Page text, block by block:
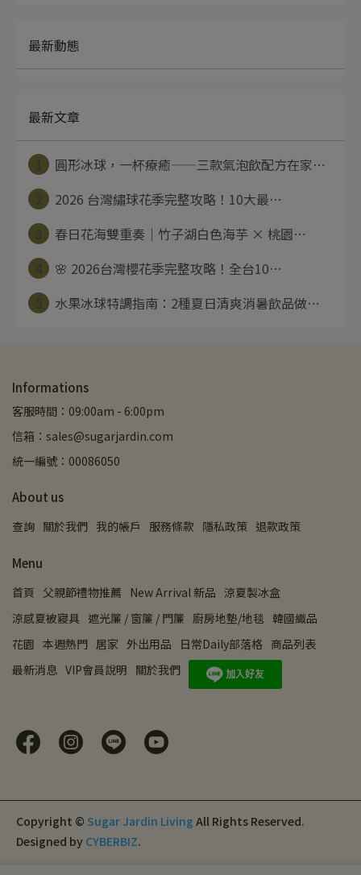
最新動態
最新文章
圓形冰球，一杯療癒——三款氣泡飲配方在家⋯
2026 台灣繡球花季完整攻略！10大最⋯
春日花海雙重奏｜竹子湖白色海芋 × 桃園⋯
🌸 2026台灣櫻花季完整攻略！全台10⋯
水果冰球特調指南：2種夏日清爽消暑飲品做⋯
Informations
客服時間：09:00am - 6:00pm
信箱：sales@sugarjardin.com
統一編號：00086050
About us
查詢 關於我們 我的帳戶 服務條款 隱私政策 退款政策
Menu
首頁 父親節禮物推薦 New Arrival 新品 涼夏製冰盒
涼感夏被寢具 遮光簾 / 窗簾 / 門簾 廚房地墊/地毯 韓國織品
花園 本週熱門 居家 外出用品 日常Daily部落格 商品列表
最新消息 VIP會員說明 關於我們
Copyright © Sugar Jardin Living All Rights Reserved.
Designed by CYBERBIZ.